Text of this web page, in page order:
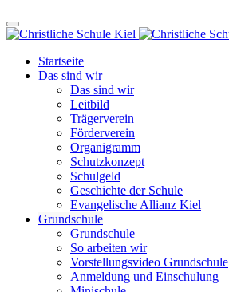
Startseite
Das sind wir
Das sind wir
Leitbild
Trägerverein
Förderverein
Organigramm
Schutzkonzept
Schulgeld
Geschichte der Schule
Evangelische Allianz Kiel
Grundschule
Grundschule
So arbeiten wir
Vorstellungsvideo Grundschule
Anmeldung und Einschulung